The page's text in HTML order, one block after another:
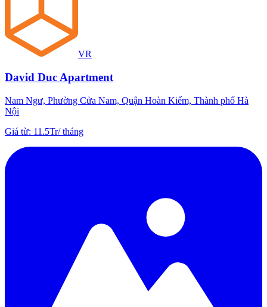
VR
David Duc Apartment
Nam Ngư, Phường Cửa Nam, Quận Hoàn Kiếm, Thành phố Hà
Nội
Giá từ: 11.5Tr/tháng